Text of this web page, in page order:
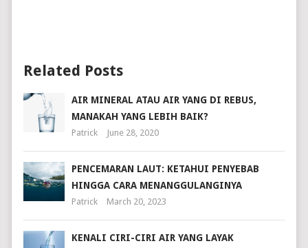
Related Posts
AIR MINERAL ATAU AIR YANG DI REBUS,
MANAKAH YANG LEBIH BAIK?
Patrick June 28, 2020
PENCEMARAN LAUT: KETAHUI PENYEBAB
HINGGA CARA MENANGGULANGINYA
Patrick March 20, 2023
KENALI CIRI-CIRI AIR YANG LAYAK